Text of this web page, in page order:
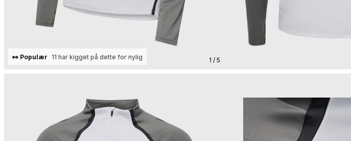
1 / 5
👀 Populær 11 har kigget på dette for nylig